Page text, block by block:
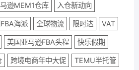
逊MEM1仓库 入仓新动向
海派 全球物流 限时达 VAT
美国亚马逊FBA头程 快乐假期
跨境电商年中大促 TEMU半托管